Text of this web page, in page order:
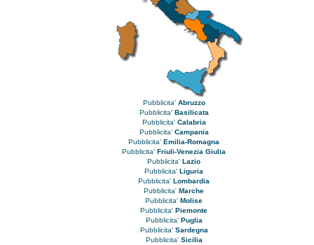
Pubblicita' Abruzzo
Pubblicita' Basilicata
Pubblicita' Calabria
Pubblicita' Campania
Pubblicita' Emilia-Romagna
Pubblicita' Friuli-Venezia Giulia
Pubblicita' Lazio
Pubblicita' Liguria
Pubblicita' Lombardia
Pubblicita' Marche
Pubblicita' Molise
Pubblicita' Piemonte
Pubblicita' Puglia
Pubblicita' Sardegna
Pubblicita' Sicilia